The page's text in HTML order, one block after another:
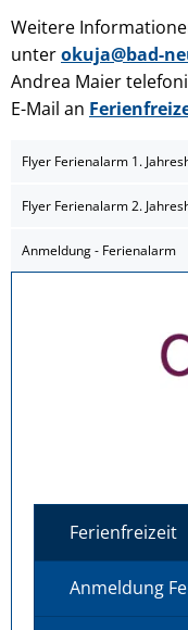
Weitere
unterokuja@bad-
Andrea Maier
E-Mail an
Flyer Ferienalarm 1.
Flyer Ferienalarm 2.
Anmeldung - Ferienalarm
Ferienfreizeit
Anmeldung